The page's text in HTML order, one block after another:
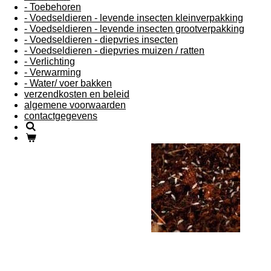
- Toebehoren
- Voedseldieren - levende insecten kleinverpakking
- Voedseldieren - levende insecten grootverpakking
- Voedseldieren - diepvries insecten
- Voedseldieren - diepvries muizen / ratten
- Verlichting
- Verwarming
- Water/ voer bakken
verzendkosten en beleid
algemene voorwaarden
contactgegevens